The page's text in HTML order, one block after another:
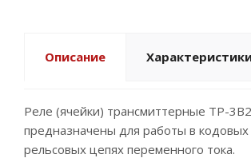
Описание
Реле (ячейки) трансмиттерные ТР-
предназначены для работы в
рельсовых цепях переменного тока.